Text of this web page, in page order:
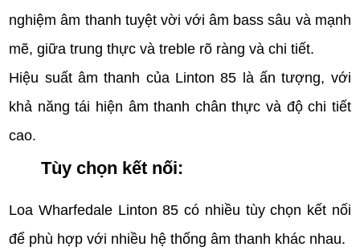
nghiệm âm thanh tuyệt vời với âm bass sâu và mạnh
mẽ, giữa trung thực và treble rõ ràng và chi tiết.
Hiệu suất âm thanh của Linton 85 là ấn tượng, với
khả năng tái hiện âm thanh chân thực và độ chi tiết
cao.
Tùy chọn kết nối:
Loa Wharfedale Linton 85 có nhiều tùy chọn kết nối
để phù hợp với nhiều hệ thống âm thanh khác nhau.